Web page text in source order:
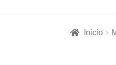
Inicio